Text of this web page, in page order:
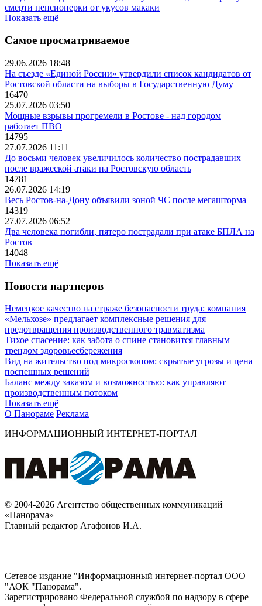
смерти пенсионерки от укусов макаки
Показать ещё
Самое просматриваемое
29.06.2026 18:48
На съезде «Единой России» утвердили список кандидатов от
Ростовской области на выборы в Государственную Думу
16470
25.07.2026 03:50
Мощные взрывы прогремели в Ростове - над городом
работает ПВО
14795
27.07.2026 11:11
До восьми человек увеличилось количество пострадавших
после вражеской атаки на Ростовскую область
14781
26.07.2026 14:19
Весь Ростов-на-Дону объявили зоной ЧС после мегашторма
14319
27.07.2026 06:52
Два человека погибли, пятеро пострадали при атаке БПЛА на
Ростов
14048
Показать ещё
Новости партнеров
Немецкое качество на страже безопасности труда: компания
«Мельхозе» предлагает комплексные решения для
предотвращения производственного травматизма
Тихое спасение: как забота о спине становится главным
трендом здоровьесбережения
Вид на жительство под микроскопом: скрытые угрозы и цена
поспешных решений
Баланс между заказом и возможностью: как управляют
производственным потоком
Показать ещё
О Панораме Реклама
ИНФОРМАЦИОННЫЙ ИНТЕРНЕТ-ПОРТАЛ
© 2004-2026 Агентство общественных коммуникаций
«Панорама»
Главный редактор Агафонов И.А.
Сетевое издание "Информационный интернет-портал ООО
"АОК "Панорама".
Зарегистрировано Федеральной службой по надзору в сфере